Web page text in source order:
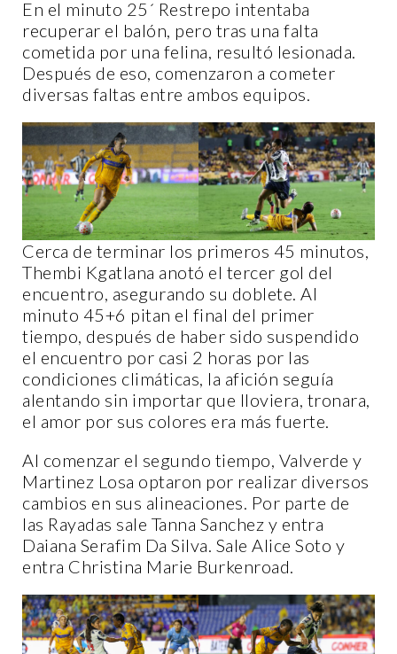
En el minuto 25´ Restrepo intentaba
recuperar el balón, pero tras una falta
cometida por una felina, resultó lesionada.
Después de eso, comenzaron a cometer
diversas faltas entre ambos equipos.
Cerca de terminar los primeros 45 minutos,
Thembi Kgatlana anotó el tercer gol del
encuentro, asegurando su doblete. Al
minuto 45+6 pitan el final del primer
tiempo, después de haber sido suspendido
el encuentro por casi 2 horas por las
condiciones climáticas, la afición seguía
alentando sin importar que lloviera, tronara,
el amor por sus colores era más fuerte.
Al comenzar el segundo tiempo, Valverde y
Martinez Losa optaron por realizar diversos
cambios en sus alineaciones. Por parte de
las Rayadas sale Tanna Sanchez y entra
Daiana Serafim Da Silva. Sale Alice Soto y
entra Christina Marie Burkenroad.